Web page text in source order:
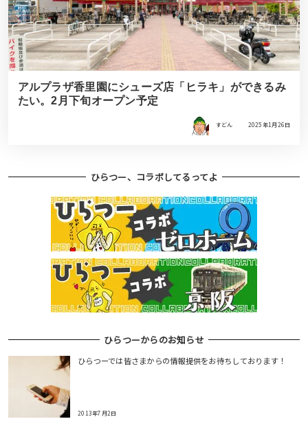
アルプラザ香里園にシューズ店「ヒラキ」ができるみ
たい。2月下旬オープン予定
すどん 2025年1月26日
ひらつー、コラボしてるってよ
ひらつーからのお知らせ
ひらつーでは皆さまからの情報提供をお待ちしております！
2013年7月2日